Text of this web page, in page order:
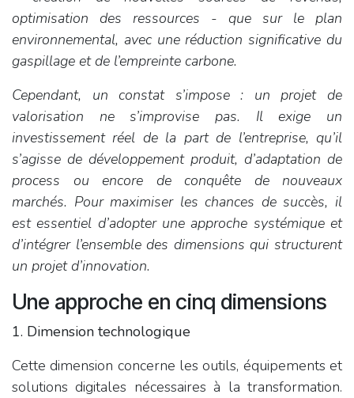
optimisation des ressources - que sur le plan
environnemental, avec une réduction significative du
gaspillage et de l’empreinte carbone.
Cependant, un constat s’impose : un projet de
valorisation ne s’improvise pas. Il exige un
investissement réel de la part de l’entreprise, qu’il
s’agisse de développement produit, d’adaptation de
process ou encore de conquête de nouveaux
marchés. Pour maximiser les chances de succès, il
est essentiel d’adopter une approche systémique et
d’intégrer l’ensemble des dimensions qui structurent
un projet d’innovation.
Une approche en cinq dimensions
1. Dimension technologique
Cette dimension concerne les outils, équipements et
solutions digitales nécessaires à la transformation.